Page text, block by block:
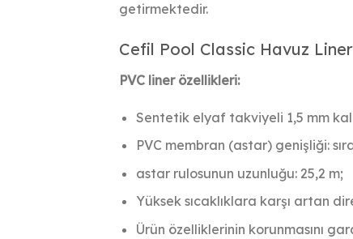
getirmektedir.
Cefil Pool Classic Havuz
PVC liner özellikleri:
Sentetik elyaf takviyeli 1,5 mm
PVC membran (astar) genişliği:
astar rulosunun uzunluğu: 25,2 m;
Yüksek sıcaklıklara karşı artan
Ürün özelliklerinin korunmasını